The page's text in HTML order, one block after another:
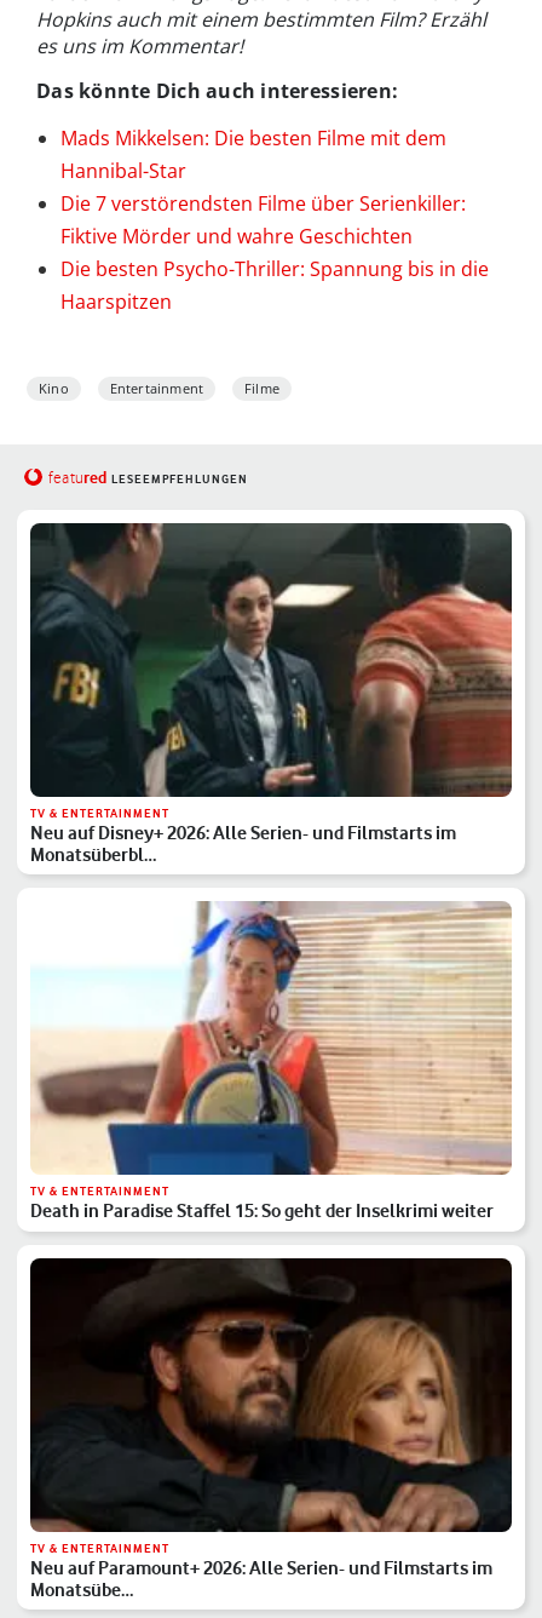
Hopkins auch mit einem bestimmten Film? Erzähl
es uns im Kommentar!
Das könnte Dich auch interessieren:
Mads Mikkelsen: Die besten Filme mit dem
Hannibal-Star
Die 7 verstörendsten Filme über Serienkiller:
Fiktive Mörder und wahre Geschichten
Die besten Psycho-Thriller: Spannung bis in die
Haarspitzen
Kino Entertainment Filme
featured LESEEMPFEHLUNGEN
TV & ENTERTAINMENT
Neu auf Disney+ 2026: Alle Serien- und Filmstarts im
Monatsüberbl…
TV & ENTERTAINMENT
Death in Paradise Staffel 15: So geht der Inselkrimi weiter
TV & ENTERTAINMENT
Neu auf Paramount+ 2026: Alle Serien- und Filmstarts im
Monatsübe…